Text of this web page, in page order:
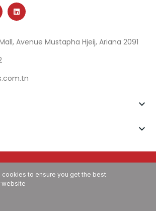
Avenue Mustapha Hjeij, Ariana 2091


to ensure you get the best
website